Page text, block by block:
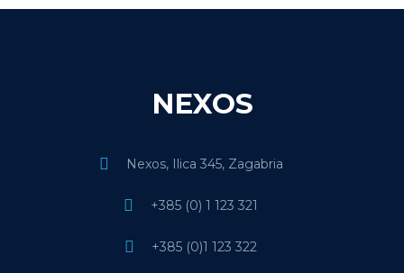
NEXOS
Nexos, Ilica 345, Zagabria
+385 (0) 1 123 321
+385 (0)1 123 322